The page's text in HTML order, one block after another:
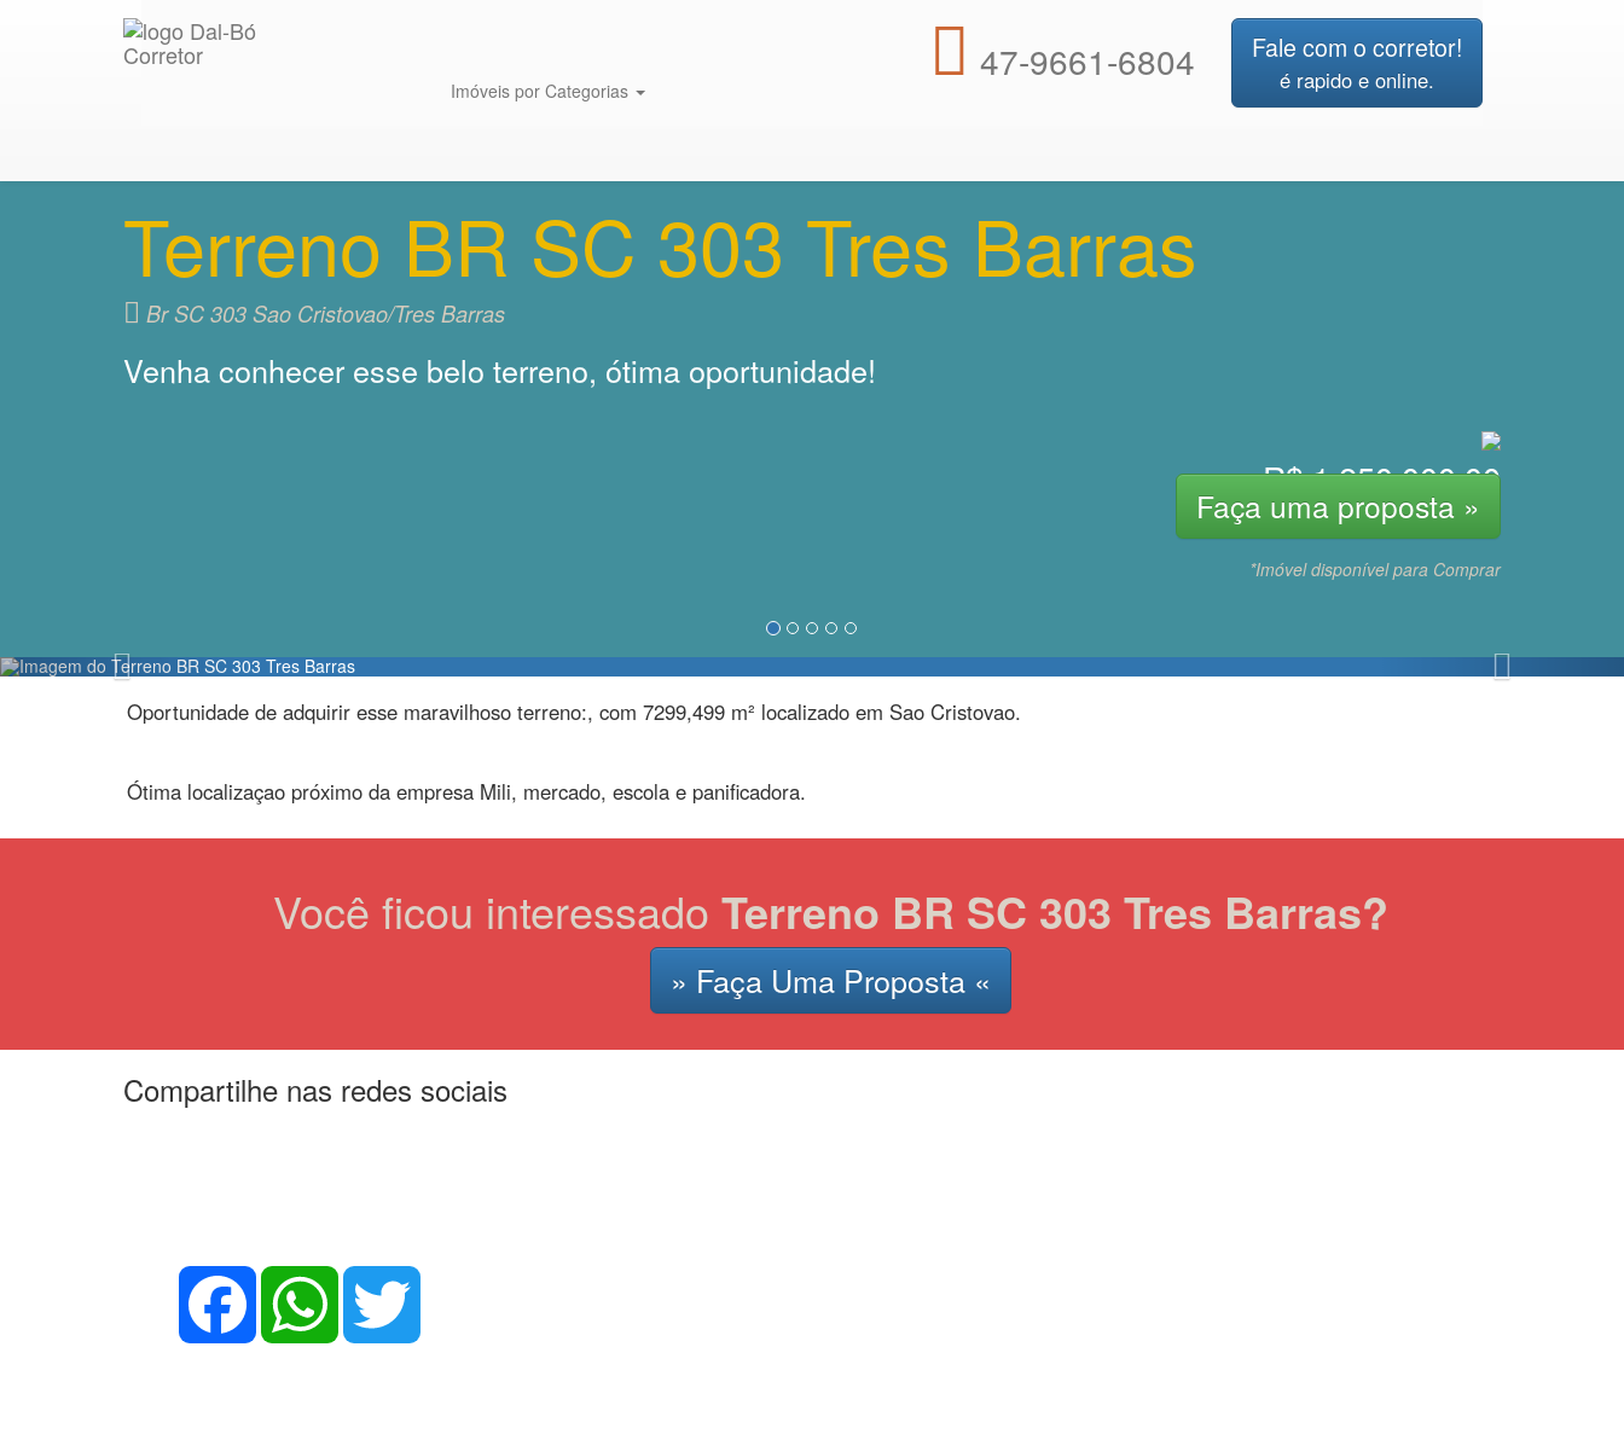
Imóveis por Categorias
47-9661-6804 Fale com o corretor!
é rapido e online.
Terreno BR SC 303 Tres Barras
Br SC 303 Sao Cristovao/Tres Barras
Venha conhecer esse belo terreno, ótima oportunidade!
R$ 1.250.000,00
Faça uma proposta »
*Imóvel disponível para Comprar
Previous Next
Oportunidade de adquirir esse maravilhoso terreno:, com 7299,499 m² localizado em Sao Cristovao.
Ótima localizaçao próximo da empresa Mili, mercado, escola e panificadora.
Você ficou interessado Terreno BR SC 303 Tres Barras?
» Faça Uma Proposta «
Compartilhe nas redes sociais
Facebook WhatsAppTwitter